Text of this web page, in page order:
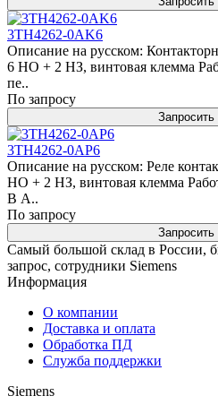
3TH4262-0AK6
Описание на русском:
6 НО + 2 НЗ, винтовая клемма
пе..
По запросу
Запросить
3TH4262-0AP6
Описание на русском: Реле
НО + 2 НЗ, винтовая клемма
В A..
По запросу
Запросить
Самый большой склад в России,
запрос, сотрудники Siemens
Информация
О компании
Доставка и оплата
Обработка ПД
Служба поддержки
Siemens